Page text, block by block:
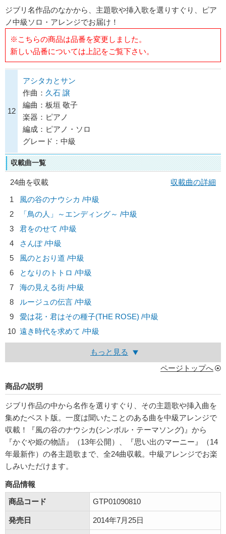
ジブリ名作品のなかから、主題歌や挿入歌を選りすぐり、ピア
ノ中級ソロ・アレンジでお届け！
※こちらの商品は品番を変更しました。
新しい品番については上記をご覧下さい。
12
アシタカとサン
作曲： 久石 譲
編曲：板垣 敬子
楽器：ピアノ
編成：ピアノ・ソロ
グレード：中級
収載曲一覧
24曲を収載
収載曲の詳細
1
風の谷のナウシカ /中級
2
「鳥の人」～エンディング～ /中級
3
君をのせて /中級
4
さんぽ /中級
5
風のとおり道 /中級
6
となりのトトロ /中級
7
海の見える街 /中級
8
ルージュの伝言 /中級
9
愛は花・君はその種子(THE ROSE) /中級
10 遠き時代を求めて /中級
もっと見る
ページトップへ
商品の説明
ジブリ作品の中から名作を選りすぐり、その主題歌や挿入曲を
集めたベスト版。一度は聞いたことのある曲を中級アレンジで
収載！『風の谷のナウシカ(シンボル・テーマソング)』から
『かぐや姫の物語』（13年公開）、『思い出のマーニー』（14
年最新作）の各主題歌まで、全24曲収載。中級アレンジでお楽
しみいただけます。
商品情報
商品コード
GTP01090810
発売日 2014年7月25日